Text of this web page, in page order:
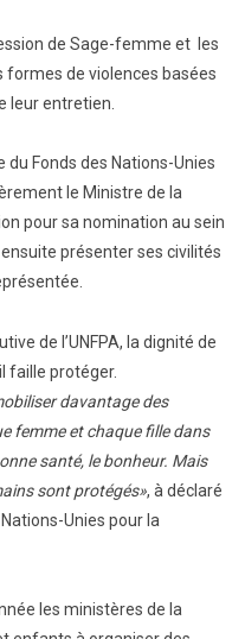
de Sage-femme et les
formes de violences basées
leur entretien.
Fonds des Nations-Unies
le Ministre de la
pour sa nomination au sein
présenter ses civilités
de l’UNFPA, la dignité de
faille protéger.
davantage des
femme et chaque fille dans
santé, le bonheur. Mais
sont protégés», à déclaré
Unies pour la
les ministères de la